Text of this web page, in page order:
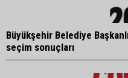
Büyükşehir Belediye
seçim sonuçları